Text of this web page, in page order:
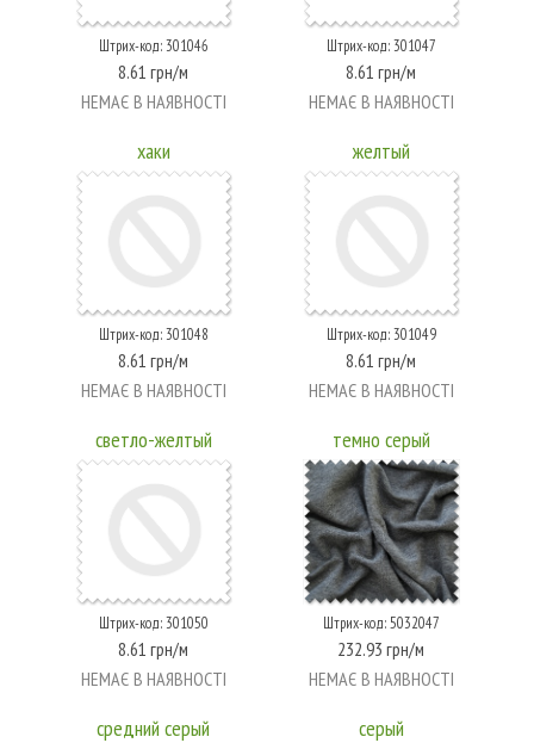
Штрих-код: 301046
8.61 грн/м
НЕМАЄ В НАЯВНОСТІ
Штрих-код: 301047
8.61 грн/м
НЕМАЄ В НАЯВНОСТІ
хаки
Штрих-код: 301048
8.61 грн/м
НЕМАЄ В НАЯВНОСТІ
желтый
Штрих-код: 301049
8.61 грн/м
НЕМАЄ В НАЯВНОСТІ
светло-желтый
Штрих-код: 301050
8.61 грн/м
НЕМАЄ В НАЯВНОСТІ
темно серый
Штрих-код: 5032047
232.93 грн/м
НЕМАЄ В НАЯВНОСТІ
средний серый серый